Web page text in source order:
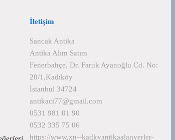
İletişim
Sancak Antika
Antika Alım Satım
Fenerbahçe, Dr. Faruk Ayanoğlu Cd. No:
20/1,Kadıköy
İstanbul 34724
antikaci77@gmail.com
0531 981 01 90
0532 335 75 06
https://www.xn--kadkyantikaalanyerler-